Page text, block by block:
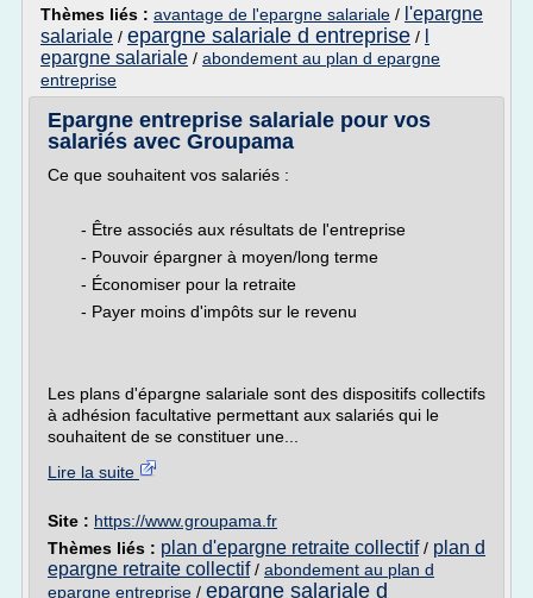
Thèmes liés : avantage de l'epargne salariale / l'epargne
salariale / epargne salariale d entreprise /
epargne salariale / abondement au plan d epargne
entreprise
Epargne entreprise salariale pour vos
salariés avec Groupama
Ce que souhaitent vos salariés :
- Être associés aux résultats de l'entreprise
- Pouvoir épargner à moyen/long terme
- Économiser pour la retraite
- Payer moins d'impôts sur le revenu
Les plans d'épargne salariale sont des dispositifs collectifs
à adhésion facultative permettant aux salariés qui le
souhaitent de se constituer une...
Lire la suite
Site : https://www.groupama.fr
Thèmes liés : plan d'epargne retraite collectif/ plan d
epargne retraite collectif/ abondement au plan d
epargne entreprise / epargne salariale d